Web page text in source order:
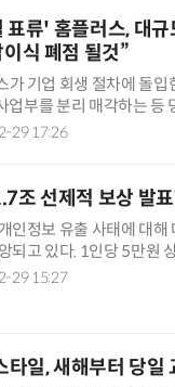
표류' 홈플러스, 대
식 폐점 될것”
가 기업 회생 절차에 돌
업부를 분리 매각하는 등
안 통과 여부와 상관 없
29 17:26
조 선제적 보상 발
인정보 유출 사태에 대
되고 있다. 1인당 5만원
·여행 서비스에 배정하
29 15:27
타일, 새해부터 당일